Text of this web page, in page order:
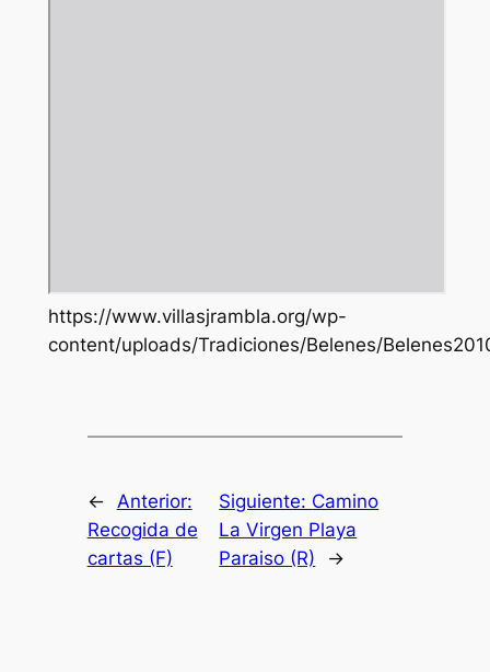
https://www.villasjrambla.org/wp-
content/uploads/Tradiciones/Belenes/
←
Anterior:
Recogida de
cartas (F)
Siguiente: Camino
La Virgen Playa
Paraiso (R)
→